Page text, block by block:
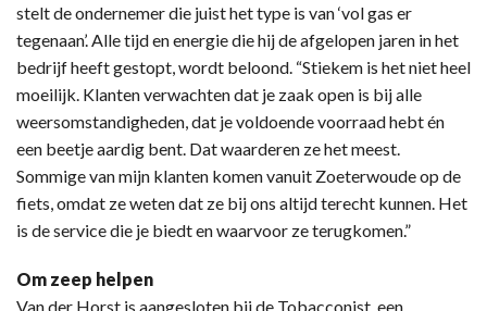
stelt de ondernemer die juist het type is van ‘vol gas er
tegenaan’. Alle tijd en energie die hij de afgelopen jaren in het
bedrijf heeft gestopt, wordt beloond. “Stiekem is het niet heel
moeilijk. Klanten verwachten dat je zaak open is bij alle
weersomstandigheden, dat je voldoende voorraad hebt én
een beetje aardig bent. Dat waarderen ze het meest.
Sommige van mijn klanten komen vanuit Zoeterwoude op de
fiets, omdat ze weten dat ze bij ons altijd terecht kunnen. Het
is de service die je biedt en waarvoor ze terugkomen.”
Om zeep helpen
Van der Horst is aangesloten bij de Tobacconist, een